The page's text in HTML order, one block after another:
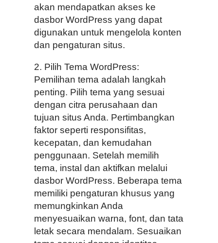
akan mendapatkan akses ke
dasbor WordPress yang dapat
digunakan untuk mengelola konten
dan pengaturan situs.
2. Pilih Tema WordPress:
Pemilihan tema adalah langkah
penting. Pilih tema yang sesuai
dengan citra perusahaan dan
tujuan situs Anda. Pertimbangkan
faktor seperti responsifitas,
kecepatan, dan kemudahan
penggunaan. Setelah memilih
tema, instal dan aktifkan melalui
dasbor WordPress. Beberapa tema
memiliki pengaturan khusus yang
memungkinkan Anda
menyesuaikan warna, font, dan tata
letak secara mendalam. Sesuaikan